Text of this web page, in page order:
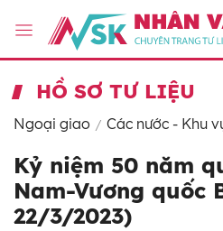
HỒ SƠ TƯ LIỆU
Ngoại giao Các nước - Khu
Kỷ niệm 50 năm
Nam-Vương quốc
22/3/2023)